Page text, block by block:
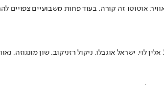
אוטוטו זה קורה. בעוד פחות משבועיים צפויים
לוי, ישראל אוגבלו, ניקול רזניקוב, שון מונגוזה,